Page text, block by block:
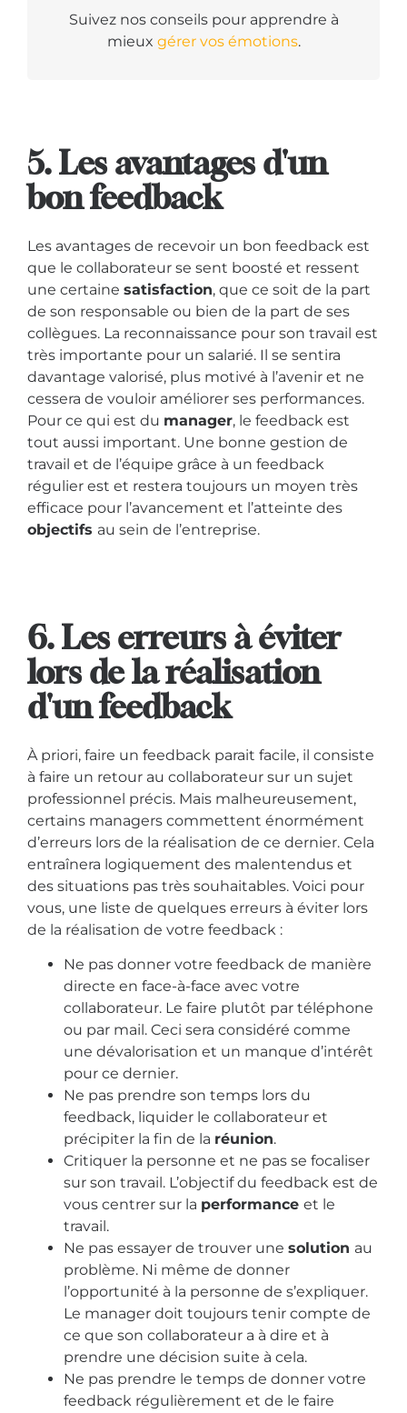
Suivez nos conseils pour apprendre à
mieux gérer vos émotions.
5. Les avantages d'un
bon feedback
Les avantages de recevoir un bon feedback est
que le collaborateur se sent boosté et ressent
une certaine satisfaction, que ce soit de la part
de son responsable ou bien de la part de ses
collègues. La reconnaissance pour son travail est
très importante pour un salarié. Il se sentira
davantage valorisé, plus motivé à l’avenir et ne
cessera de vouloir améliorer ses performances.
Pour ce qui est du manager, le feedback est
tout aussi important. Une bonne gestion de
travail et de l’équipe grâce à un feedback
régulier est et restera toujours un moyen très
efficace pour l’avancement et l’atteinte des
objectifs au sein de l’entreprise.
6. Les erreurs à éviter
lors de la réalisation
d'un feedback
À priori, faire un feedback parait facile, il consiste
à faire un retour au collaborateur sur un sujet
professionnel précis. Mais malheureusement,
certains managers commettent énormément
d’erreurs lors de la réalisation de ce dernier. Cela
entraînera logiquement des malentendus et
des situations pas très souhaitables. Voici pour
vous, une liste de quelques erreurs à éviter lors
de la réalisation de votre feedback :
Ne pas donner votre feedback de manière
directe en face-à-face avec votre
collaborateur. Le faire plutôt par téléphone
ou par mail. Ceci sera considéré comme
une dévalorisation et un manque d’intérêt
pour ce dernier.
Ne pas prendre son temps lors du
feedback, liquider le collaborateur et
précipiter la fin de la réunion.
Critiquer la personne et ne pas se focaliser
sur son travail. L’objectif du feedback est de
vous centrer sur la performance et le
travail.
Ne pas essayer de trouver une solution au
problème. Ni même de donner
l’opportunité à la personne de s’expliquer.
Le manager doit toujours tenir compte de
ce que son collaborateur a à dire et à
prendre une décision suite à cela.
Ne pas prendre le temps de donner votre
feedback régulièrement et de le faire